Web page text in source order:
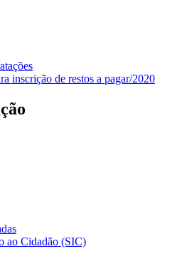
inscrição de restos a pagar/2020
ao Cidadão (SIC)